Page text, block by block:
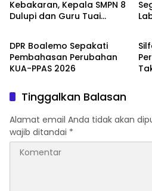
Kebakaran, Kepala SMPN 8
Dulupi dan Guru Tuai
Daerah
DPR Boalemo Sepakati
Pembahasan Perubahan
KUA-PPAS 2026
Tinggalkan Balasan
Alamat email Anda tidak akan
wajib ditandai *